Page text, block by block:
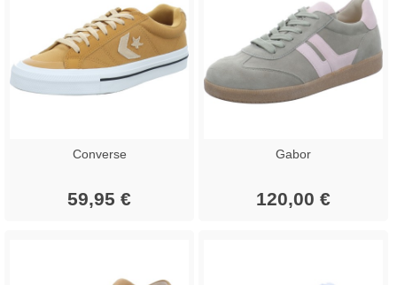
Converse
59,95 €
Gabor
120,00 €